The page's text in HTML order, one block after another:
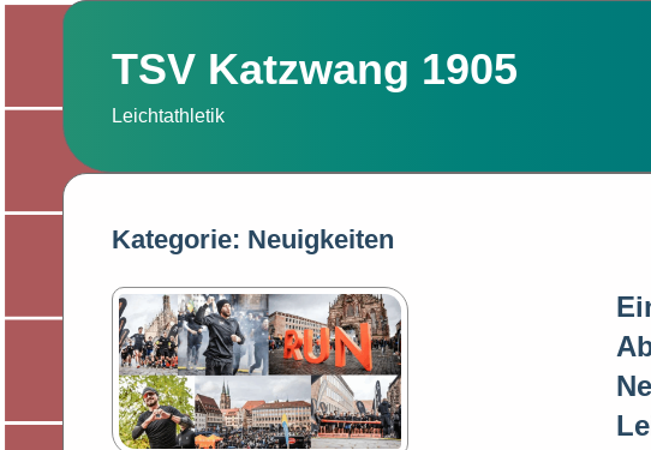
Zum
springenTSV Katzwang 1905
Leichtathletik
Kategorie: Neuigkeiten